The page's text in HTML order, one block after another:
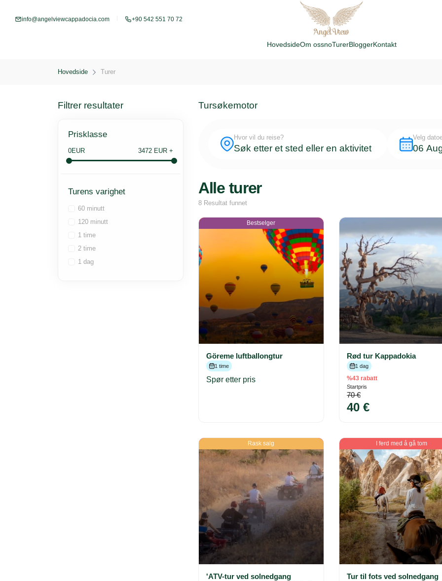
info@angelviewcappadocia.com +90 542 551 70 72
HovedsideOm ossnoTurerBloggerKontakt
Hovedside Turer
Filtrer resultater
Prisklasse
0EUR 3472 EUR +
Turens varighet
60 minutt
120 minutt
1 time
2 time
1 dag
Tursøkemotor
Hvor vil du reise?
Søk etter et sted eller en aktivitet
Velg
Alle turer
8 Resultat funnet
Bestselger
Göreme luftballongtur
1 time
Spør etter pris
Rød tur Kappadokia
1 dag
%43 rabatt
Startpris
70 €
40 €
Rask salg
'ATV-tur ved solnedgang
I ferd med å gå tom
Tur til fots ved solnedgang